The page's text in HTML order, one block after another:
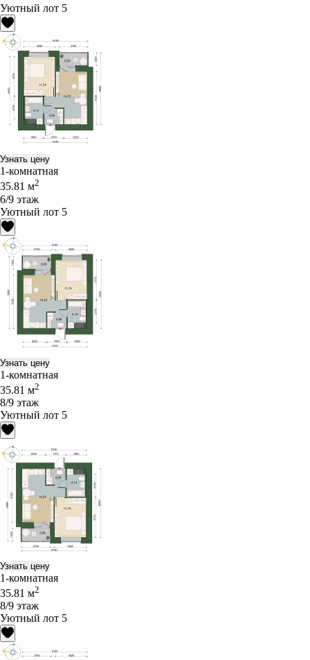
Уютный лот 5
Узнать цену
1-комнатная
35.81 м2
6/9 этаж
Уютный лот 5
Узнать цену
1-комнатная
35.81 м2
8/9 этаж
Уютный лот 5
Узнать цену
1-комнатная
35.81 м2
8/9 этаж
Уютный лот 5